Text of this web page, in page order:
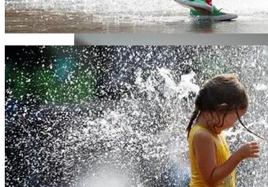
Военные Рельсы Спасут Британскую
Экономику?
Индия Не Будет Спрашивать
Разрешения На Запуск Моделей ИИ